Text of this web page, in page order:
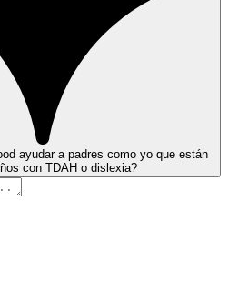
ayudar a padres como yo que están
con TDAH o dislexia?